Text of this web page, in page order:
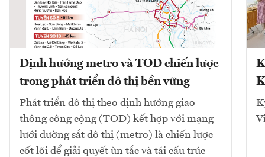
Định hướng metro và TOD chiến lược
trong phát triển đô thị bền vững
Phát triển đô thị theo định hướng giao
thông công cộng (TOD) kết hợp với mạng
lưới đường sắt đô thị (metro) là chiến lược
cốt lõi để giải quyết ùn tắc và tái cấu trúc